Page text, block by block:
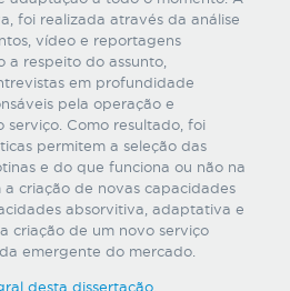
foi realizada através da análise
vídeo e reportagens
a respeito do assunto,
em profundidade
pela operação e
serviço. Como resultado, foi
permitem a seleção das
e do que funciona ou não na
criação de novas capacidades
absorvitiva, adaptativa e
criação de um novo serviço
emergente do mercado.
desta dissertação.